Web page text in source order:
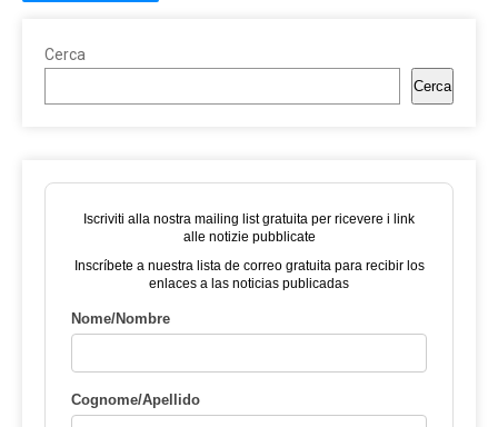
Cerca
Cerca
Iscriviti alla nostra mailing list gratuita per ricevere i link
alle notizie pubblicate
Inscríbete a nuestra lista de correo gratuita para recibir los
enlaces a las noticias publicadas
Nome/Nombre
Cognome/Apellido